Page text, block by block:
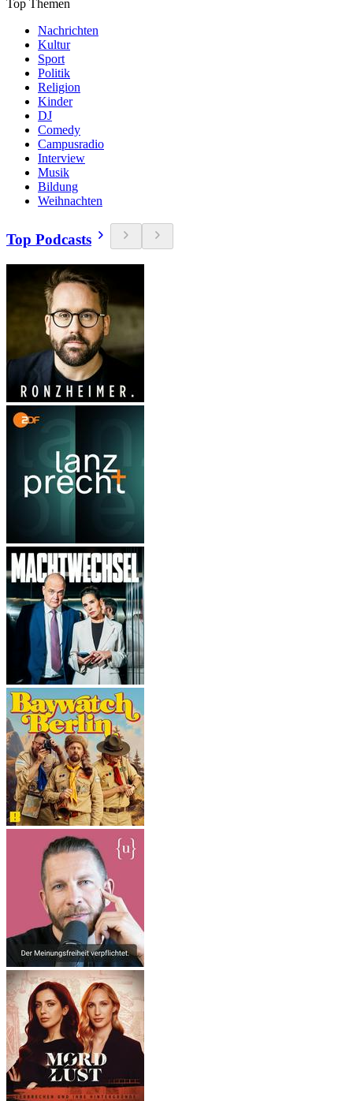
Top Themen
Nachrichten
Kultur
Sport
Politik
Religion
Kinder
DJ
Comedy
Campusradio
Interview
Musik
Bildung
Weihnachten
Top Podcasts